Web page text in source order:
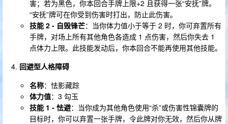
害；若为黑色，你本回合手牌上限+2 且获得一张“安抚”牌。
“安抚”牌可在你受到伤害时打出，防止此伤害。
技能 2 - 自毁锋芒：当你体力值小于等于 2 时，你可弃置所有
手牌，对场上所有其他角色各造成 1 点伤害，然后你失去 1
点体力上限。此技能发动后，你本回合不能再使用其他技能。
回避型人格障碍
名称：怯影藏踪
体力值：3 勾玉
技能 1 - 怯避：当你成为其他角色使用“杀”或伤害性锦囊牌的
目标时，你可以弃置一张手牌，令此牌对你无效，然后你从牌